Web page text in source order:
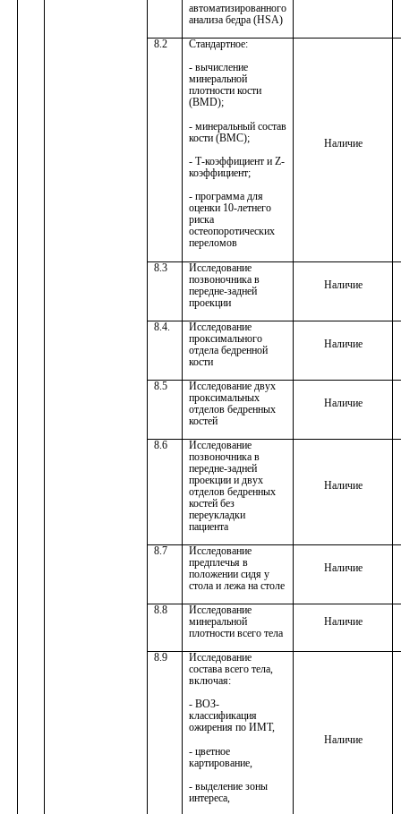
автоматизированного
анализа бедра (HSA)
8.2
Стандартное:
- вычисление
минеральной
плотности кости
(BMD);
- минеральный состав
кости (ВМС);
- Т-коэффициент и Z-
коэффициент;
- программа для
оценки 10-летнего
риска
остеопоротических
переломов
Наличие
8.3
Исследование
позвоночника в
передне-задней
проекции
Наличие
8.4.
Исследование
проксимального
отдела бедренной
кости
Наличие
8.5
Исследование двух
проксимальных
отделов бедренных
костей
Наличие
8.6
Исследование
позвоночника в
передне-задней
проекции и двух
отделов бедренных
костей без
переукладки
пациента
Наличие
8.7
Исследование
предплечья в
положении сидя у
стола и лежа на столе
Наличие
8.8
Исследование
минеральной
плотности всего тела
Наличие
8.9
Исследование
состава всего тела,
включая:
- ВОЗ-
классификация
ожирения по ИМТ,
- цветное
картирование,
- выделение зоны
интереса,
Наличие